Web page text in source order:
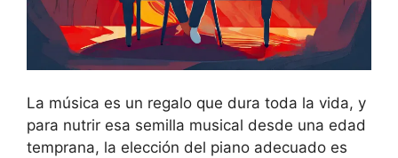
La música es un regalo que dura toda la vida, y
para nutrir esa semilla musical desde una edad
temprana, la elección del piano adecuado es